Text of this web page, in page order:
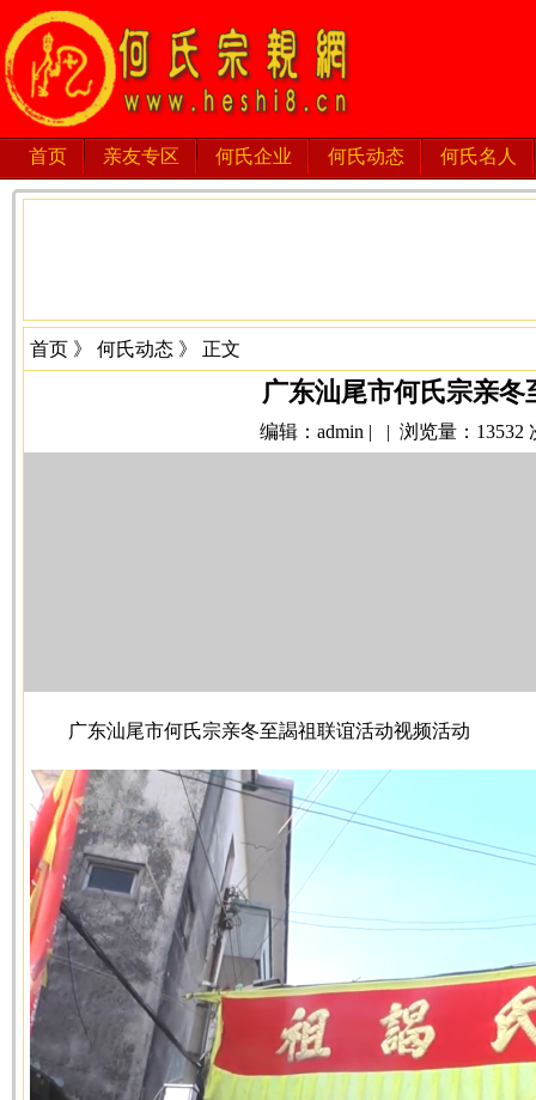
首页 亲友专区 何氏企业 何氏动态 何氏名人
首页 》 何氏动态 》 正文
广东汕尾市何氏宗亲冬
编辑：admin | | 浏览量：13532
广东汕尾市何氏宗亲冬至謁祖联谊活动视频活动